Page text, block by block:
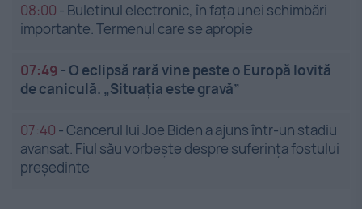
08:00 - Buletinul electronic, în fața unei schimbări
importante. Termenul care se apropie
07:49 -O eclipsă rară vine peste o Europă lovită
de caniculă. „Situația este gravă”
07:40 -Cancerul lui Joe Biden a ajuns într-un stadiu
avansat. Fiul său vorbește despre suferința fostului
președinte